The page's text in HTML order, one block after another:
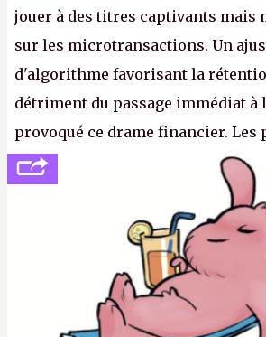
jouer à des titres captivants mais
sur les microtransactions. Un
d'algorithme favorisant la
détriment du passage immédiat à
provoqué ce drame financier. Les
se consoler, le PDG David
sur le déblocage du jeu en Russie
joueurs majeurs (+32 %). L'avenir
aux adultes, qui ne sont jamais
avec du pouvoir d'achat.P.